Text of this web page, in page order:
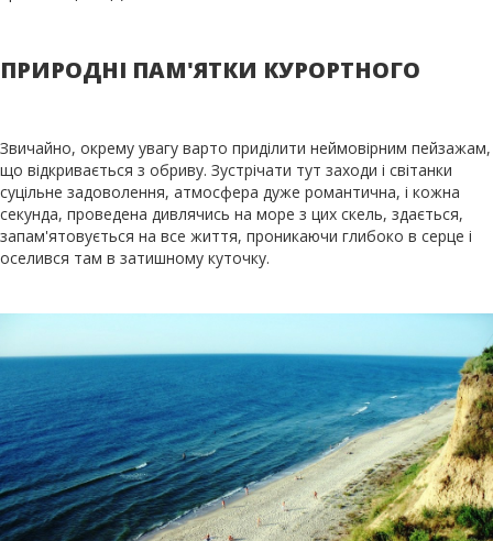
ПРИРОДНІ ПАМ'ЯТКИ КУРОРТНОГО
Звичайно, окрему увагу варто приділити неймовірним пейзажам,
що відкривається з обриву. Зустрічати тут заходи і світанки
суцільне задоволення, атмосфера дуже романтична, і кожна
секунда, проведена дивлячись на море з цих скель, здається,
запам'ятовується на все життя, проникаючи глибоко в серце і
оселився там в затишному куточку.